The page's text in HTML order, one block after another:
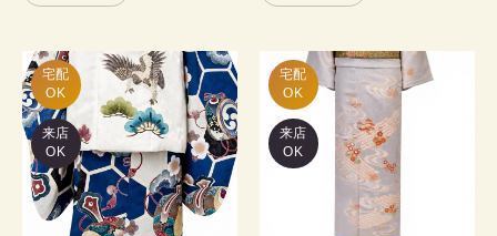
宅配
OK
来店
OK
宅配
OK
来店
OK